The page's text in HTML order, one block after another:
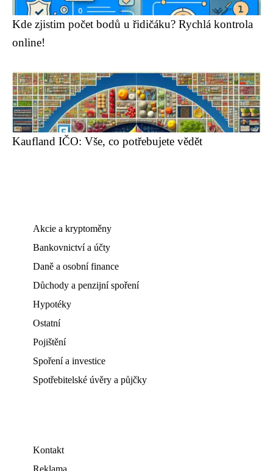
Kde zjistim počet bodů u řidičáku? Rychlá kontrola
online!
Kaufland IČO: Vše, co potřebujete vědět
Akcie a kryptoměny
Bankovnictví a účty
Daně a osobní finance
Důchody a penzijní spoření
Hypotéky
Ostatní
Pojištění
Spoření a investice
Spotřebitelské úvěry a půjčky
Kontakt
Reklama